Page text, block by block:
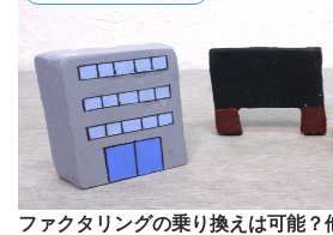
ファクタリングの乗り換えは可能？